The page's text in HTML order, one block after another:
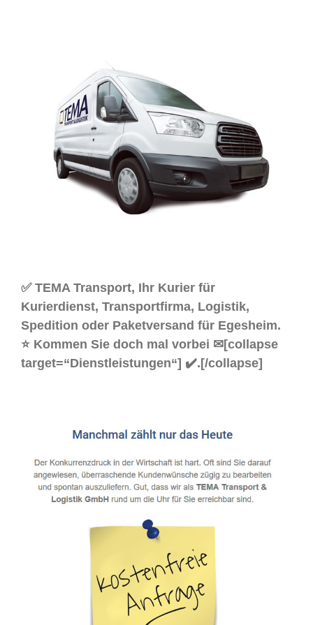
✅ TEMA Transport, Ihr Kurier für
Kurierdienst, Transportfirma, Logistik,
Spedition oder Paketversand für Egesheim.
⭐ Kommen Sie doch mal vorbei ✉[collapse
target=“Dienstleistungen“] ✔️.[/collapse]